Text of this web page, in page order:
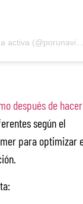
después de hacer
según el
para optimizar